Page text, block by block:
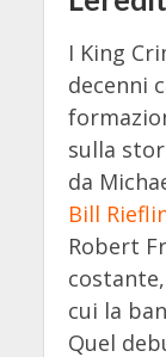
I King
decenni
sulla
da
Bill
Robert
cui la
Quel